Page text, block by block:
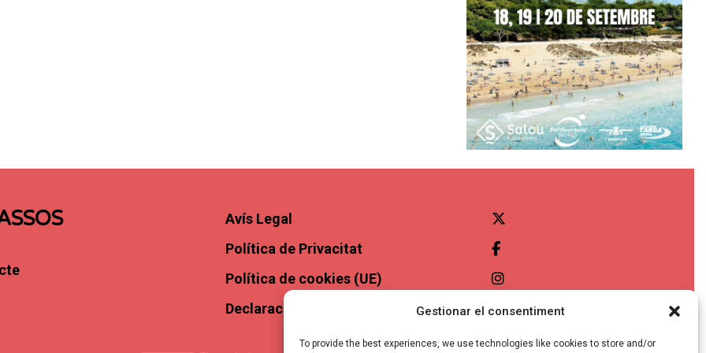
Gestionar el consentiment
To provide the best experiences, we use technologies like cookies to store and/or
Avís Legal
Política de Privacitat
Política de cookies (UE)
Declaració d’Accessibilitat